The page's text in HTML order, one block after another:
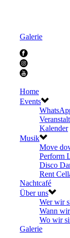
Galerie
Home
Events
Kalender
Musik
Move
Perform
Disco
Rent
Nachtcafé
Über uns
Wer wir
Wann
Wo wir
Galerie